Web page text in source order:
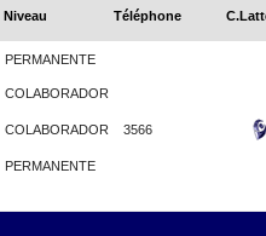
Niveau Téléphone
PERMANENTE
COLABORADOR
COLABORADOR 3566
PERMANENTE